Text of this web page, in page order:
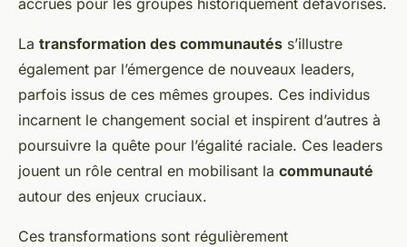
accrues pour les groupes historiquement défavorisés.
La transformation des communautés s’illustre
également par l’émergence de nouveaux leaders,
parfois issus de ces mêmes groupes. Ces individus
incarnent le changement social et inspirent d’autres à
poursuivre la quête pour l’égalité raciale. Ces leaders
jouent un rôle central en mobilisant la communauté
autour des enjeux cruciaux.
Ces transformations sont régulièrement